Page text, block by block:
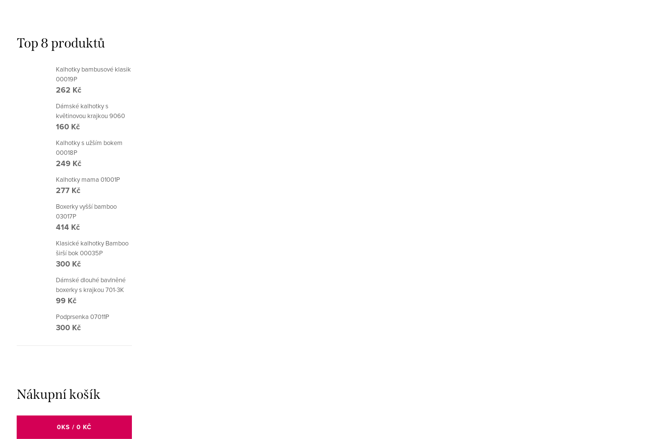
Top 8 produktů
Kalhotky bambusové klasik
00019P
262 Kč
Dámské kalhotky s
květinovou krajkou 9060
160 Kč
Kalhotky s užším bokem
00018P
249 Kč
Kalhotky mama 01001P
277 Kč
Boxerky vyšší bamboo
03017P
414 Kč
Klasické kalhotky Bamboo
širší bok 00035P
300 Kč
Dámské dlouhé bavlněné
boxerky s krajkou 701-3K
99 Kč
Podprsenka 07011P
300 Kč
Nákupní košík
0KS / 0 KČ